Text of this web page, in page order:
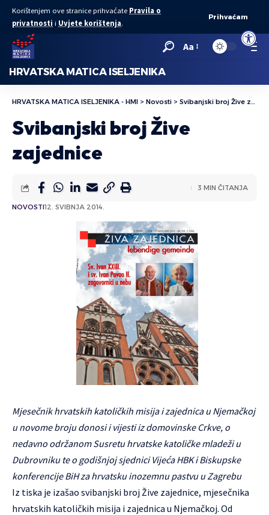
Open
Korištenjem ove stranice prihvaćate Pravila o
privatnosti i Uvjete korištenja.
Prihvaćam
Aa
HRVATSKA MATICA ISELJENIKA
HRVATSKA MATICA ISELJENIKA - HMI > Novosti > Svibanjski broj Žive zajednice
Svibanjski broj Žive
zajednice
NOVOSTI12. SVIBNJA 2014.
3 MIN ČITANJA
Mjesečnik hrvatskih katoličkih misija i zajednica u Njemačkoj
u novome broju donosi i vijesti iz domovinske Crkve, o
nedavno održanom Susretu hrvatske katoličke mladeži u
Dubrovniku te o godišnjoj sjednici Vijeća HBK i Biskupske
konferencije BiH za hrvatsku inozemnu pastvu u Zagrebu
Iz tiska je izašao svibanjski broj Žive zajednice, mjesečnika
hrvatskih katoličkih misija i zajednica u Njemačkoj. Od